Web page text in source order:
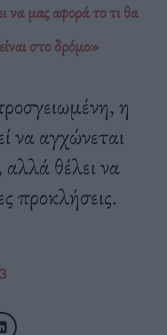
μας αφορά το τι θα
στο δρόμο»
η
να αγχώνεται
θέλει να
προκλήσεις.